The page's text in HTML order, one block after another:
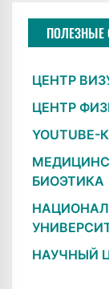
ЦЕНТР
ЦЕНТР
БИОЭТИКА
НАУЧНЫЙ